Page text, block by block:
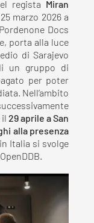
regista Miran
marzo 2026 a
Docs
porta alla luce
di Sarajevo
un gruppo di
per poter
Nell’ambito
il 29 aprile a San
alla presenza
Italia si svolge